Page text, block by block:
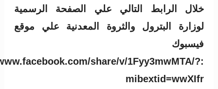
خلال الرابط التالي علي الصفحة الرسمية
لوزارة البترول والثروة المعدنية علي موقع
فيسبوك
share/v/1Fyy3mwMTA/?
mibextid=wwXIfr